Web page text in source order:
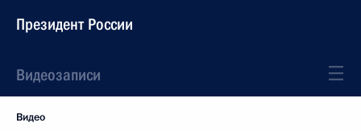
Президент России
Видеозаписи
Видео